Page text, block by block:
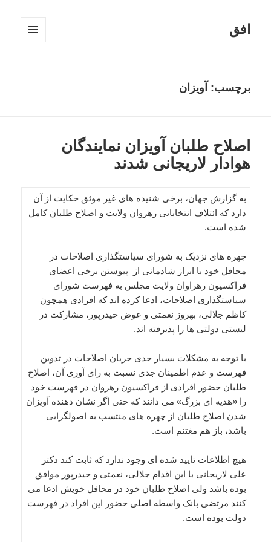
افق
برچسب: آویزان
اصلاح طلبان آویزان نمایندگان
هوادار لاریجانی شدند
به گزارش جهان، برخی شنیده های غیر موثق حکایت از آن
دارد که ائتلاف انتخاباتی رهروان ولایت و اصلاح طلبان کامل
شده است.
چهره های نزدیک به شورای سیاستگذاری اصلاحات در
محافل خود با ابراز شادمانی از پیوستن برخی اعضای
فراکسیون رهراوان ولایت مجلس به فهرست شورای
سیاستگذاری اصلاحات، ادعا کرده اند که افرادی همچون
کاظم جلالی، بهروز نعمتی و عوض حیدرپور، مشارکت در
لیستی دولتی ها را پذیرفته اند.
با توجه به مشکلات بسیار جدی جریان اصلاحات در تدوین
فهرست و عدم اطمینان جدی نسبت به رای آوری آن، اصلاح
طلبان حضور افرادی از فراکسیون رهروان در فهرست خود
را «هدیه ای بزرگ» می دانند که حتی اگر نشان دهنده آویزان
شدن اصلاح طلبان از چهره های منتسب به اصولگرایی
باشد، باز هم مغتنم است.
هیچ اطلاعات تایید شده ای وجود ندارد که ثابت کند دکتر
علی لاریجانی با این اقدام جلالی، نعمتی و حیدرپور موافق
بوده باشد ولی اصلاح طلبان خود در محافل خویش ادعا می
کنند مرتضی بانک واسطه اصلی حضور این افراد در فهرست
دولت بوده است.